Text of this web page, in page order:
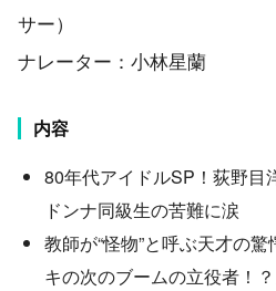
サー）
ナレーター：小林星蘭
内容
80年代アイドルSP！荻野目
ドンナ同級生の苦難に涙
教師が“怪物”と呼ぶ天才の
キの次のブームの立役者！